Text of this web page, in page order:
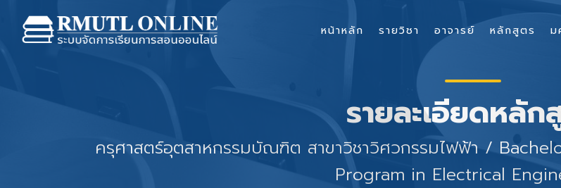
รายละเอียดหลัก
ครุศาสตร์อุตสาหกรรมบัณฑิต สาขาวิชาวิศวกรรมไฟฟ้า /
Program in Electrical
หน้าหลัก รายวิชา อาจารย์ หลักสูตร ม